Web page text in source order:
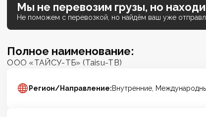
Мы не перевозим грузы, но
Не поможем с перевозкой, но найдём ваш уже
Полное наименование:
ООО «ТАЙСУ-ТБ» (Taisu-TB)
Регион/Направление:Внутренние,